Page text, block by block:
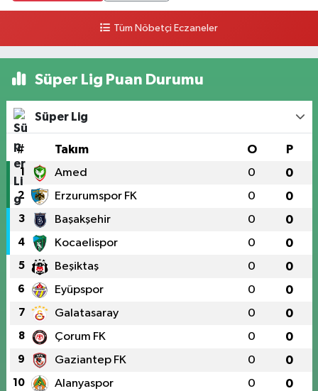
Tüm Nöbetçi Eczaneler
Süper Lig Puan Durumu
Süper Lig
# Takım O P
1 Amed 0 0
2 Erzurumspor FK 0 0
3 Başakşehir 0 0
4 Kocaelispor 0 0
5 Beşiktaş 0 0
6 Eyüpspor 0 0
7 Galatasaray 0 0
8 Çorum FK 0 0
9 Gaziantep FK 0 0
10 Alanyaspor 0 0